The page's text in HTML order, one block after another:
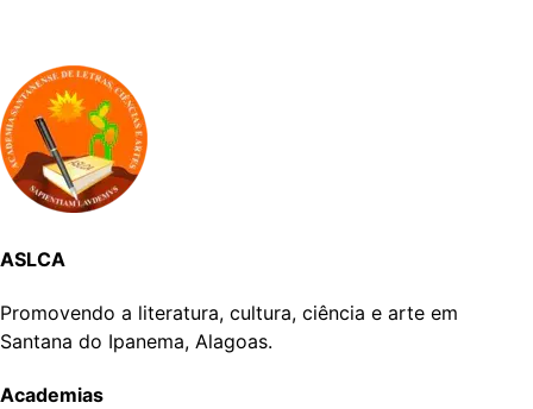
ASLCA
Promovendo a literatura, cultura, ciência e arte em
Santana do Ipanema, Alagoas.
Academias